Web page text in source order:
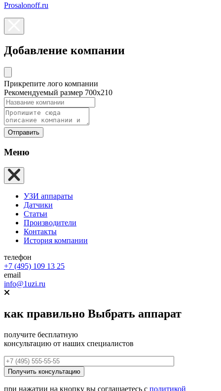
Prosalonoff.ru
Добавление компании
Прикрепите лого компании
Рекомендуемый размер 700х210
Отправить
Меню
УЗИ аппараты
Датчики
Статьи
Производители
Контакты
История компании
телефон
+7 (495) 109 13 25
email
info@1uzi.ru
как правильно Выбрать аппарат
получите бесплатную
консультацию от наших специалистов
при нажатии на кнопку вы соглашаетесь с политикой